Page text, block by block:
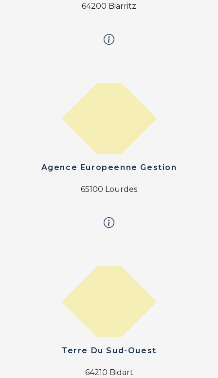
64200 Biarritz
Agence Europeenne Gestion
65100 Lourdes
Terre Du Sud-Ouest
64210 Bidart